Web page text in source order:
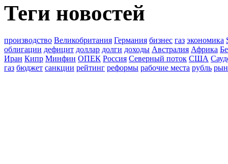
Теги новостей
производство Великобритания Германия бизнес газ экономика
облигации дефицит доллар долги доходы Австралия Африка
Иран Кипр Минфин ОПЕК Россия Северный поток США
газ бюджет санкции рейтинг реформы рабочие места рубль